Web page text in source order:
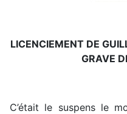
LICENCIEMENT DE
GRAVE
C’était le suspens le